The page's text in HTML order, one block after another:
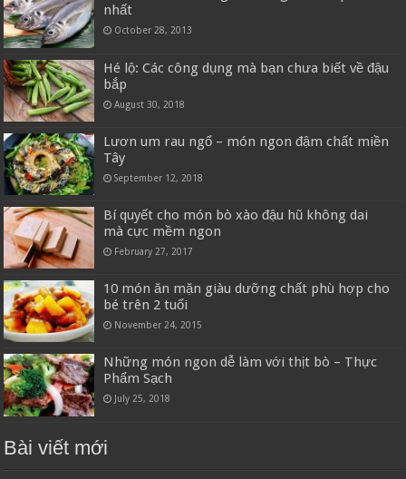
nhất
October 28, 2013
Hé lộ: Các công dụng mà bạn chưa biết về đậu
bắp
August 30, 2018
Lươn um rau ngổ – món ngon đậm chất miền
Tây
September 12, 2018
Bí quyết cho món bò xào đậu hũ không dai
mà cực mềm ngon
February 27, 2017
10 món ăn mặn giàu dưỡng chất phù hợp cho
bé trên 2 tuổi
November 24, 2015
Những món ngon dễ làm với thịt bò – Thực
Phẩm Sạch
July 25, 2018
Bài viết mới